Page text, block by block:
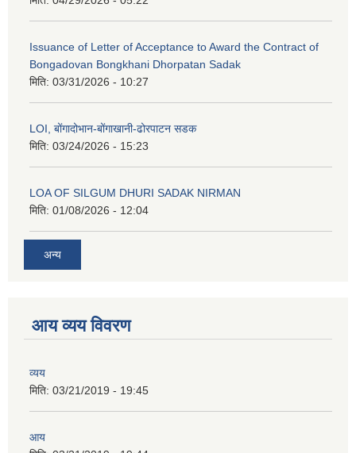
Issuance of Letter of Acceptance to Award the Contract of
Bongadovan Bongkhani Dhorpatan Sadak
मिति: 03/31/2026 - 10:27
LOI, बोंगादोभान-बोंगाखानी-ढोरपाटन सडक
मिति: 03/24/2026 - 15:23
LOA OF SILGUM DHURI SADAK NIRMAN
मिति: 01/08/2026 - 12:04
अन्य
आय व्यय विवरण
व्यय
मिति: 03/21/2019 - 19:45
आय